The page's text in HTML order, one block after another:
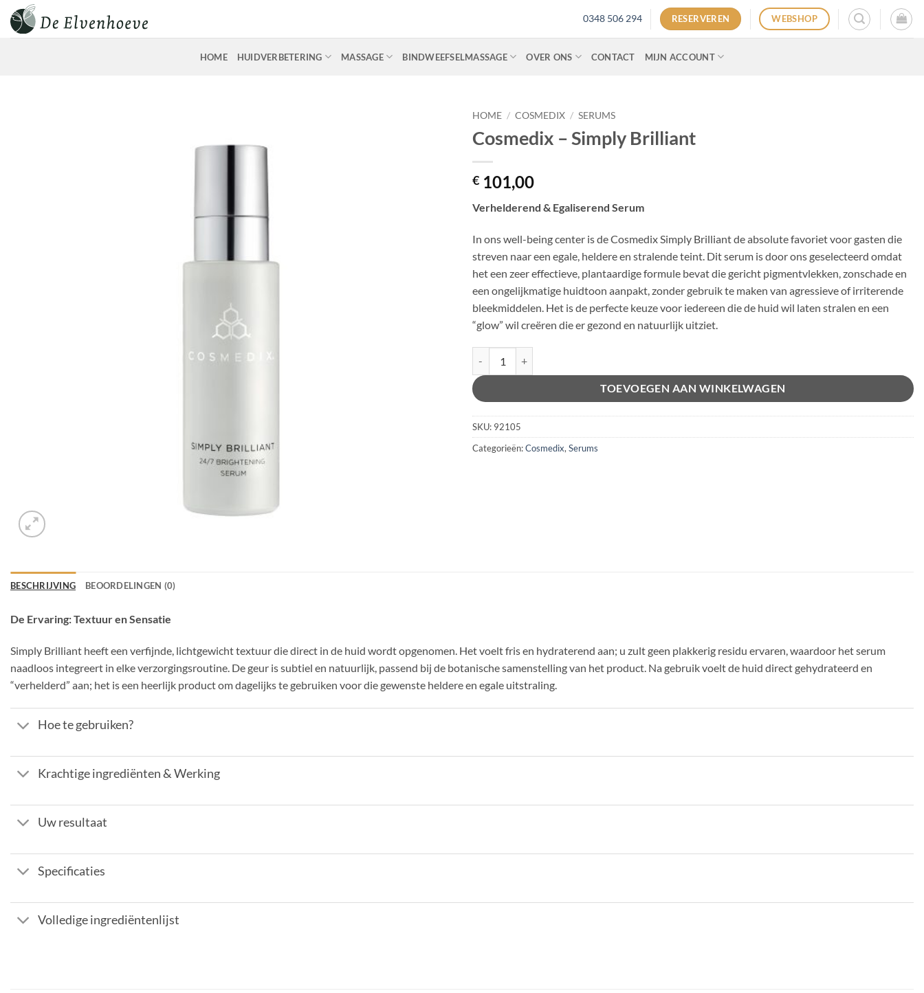
naar
inhoud
0348 506 294 RESERVEREN WEBSHOP
HOME HUIDVERBETERING MASSAGE BINDWEEFSELMASSAGE OVER ONS CONTACT MIJN ACCOUNT
HOME / COSMEDIX / SERUMS
Cosmedix – Simply Brilliant
€ 101,00
Verhelderend & Egaliserend Serum
In ons well-being center is de Cosmedix Simply Brilliant de absolute favoriet voor gasten die
streven naar een egale, heldere en stralende teint. Dit serum is door ons geselecteerd omdat
het een zeer effectieve, plantaardige formule bevat die gericht pigmentvlekken, zonschade en
een ongelijkmatige huidtoon aanpakt, zonder gebruik te maken van agressieve of irriterende
bleekmiddelen. Het is de perfecte keuze voor iedereen die de huid wil laten stralen en een
“glow” wil creëren die er gezond en natuurlijk uitziet.
TOEVOEGEN AAN WINKELWAGEN
SKU: 92105
Categorieën:Cosmedix,Serums
BESCHRIJVING BEOORDELINGEN (0)
De Ervaring: Textuur en Sensatie
Simply Brilliant heeft een verfijnde, lichtgewicht textuur die direct in de huid wordt opgenomen. Het voelt fris en hydraterend aan; u zult geen plakkerig residu ervaren, waardoor het serum
naadloos integreert in elke verzorgingsroutine. De geur is subtiel en natuurlijk, passend bij de botanische samenstelling van het product. Na gebruik voelt de huid direct gehydrateerd en
“verhelderd” aan; het is een heerlijk product om dagelijks te gebruiken voor die gewenste heldere en egale uitstraling.
Hoe te gebruiken?
Krachtige ingrediënten & Werking
Uw resultaat
Specificaties
Volledige ingrediëntenlijst